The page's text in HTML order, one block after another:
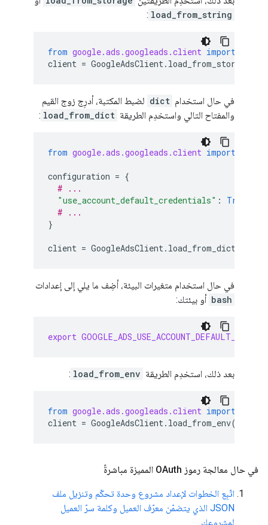
load_from_string
:
from google.ads.googleads.client import
client = GoogleAdsClient. load_from_storage
في حال استخدام dict لضبط المكتبة، أدرِج زوج القيم
والمفتاح التالي واستخدِم الطريقة load_from_dict
:
from google.ads.googleads.client import
configuration = {
# ...
"use_account_default_credentials" :
True
# ...
}
client = GoogleAdsClient. load_from_dict
في حال استخدام متغيرات البيئة، أضِف ما يلي إلى إعدادات
bash أو بيئتك:
export
بعد ذلك، استخدِم الطريقة load_from_env
:
from google.ads.googleads.client import
client = GoogleAdsClient. load_from_env()
في حال معالجة رموز OAuth المميزة مباشرةً
اتّبِع الخطوات لإعداد مشروع وحدة تحكّم وتنزيل ملف
JSON الذي يتضمّن معرّف العميل وكلمة سرّ العميل
لمشروعك.